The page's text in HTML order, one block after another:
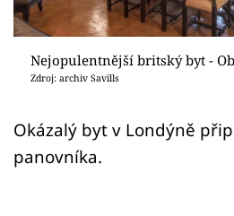
Sledujte nás
Nejopulentnější britský byt -
Zdroj: archiv Savills
Okázalý byt v Londýně
panovníka.